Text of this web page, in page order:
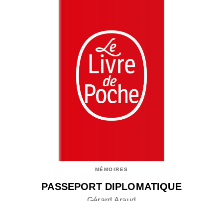
MÉMOIRES
PASSEPORT DIPLOMATIQUE